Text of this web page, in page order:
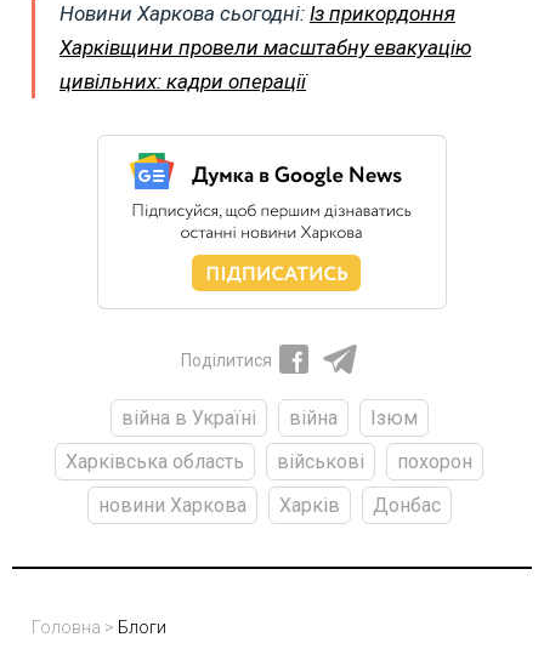
Новини Харкова сьогодні: Із прикордоння
Харківщини провели масштабну евакуацію
цивільних: кадри операції
Поділитися
війна в Україні війна
Ізюм
Харківська область
військові
похорон
новини Харкова
Харків Донбас
Головна > Блоги